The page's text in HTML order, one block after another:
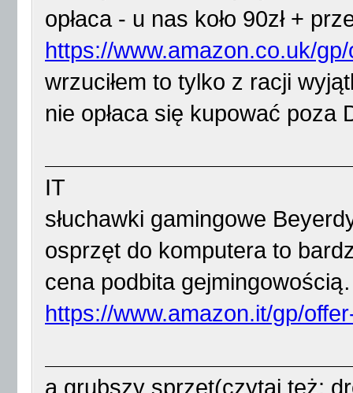
opłaca - u nas koło 90zł +
https://www.amazon.co.uk/
wrzuciłem to tylko z racji
nie opłaca się kupować poza
IT
słuchawki gamingowe
osprzęt do komputera to
cena podbita
https://www.amazon.it/gp/
a grubszy sprzęt(czytaj też: